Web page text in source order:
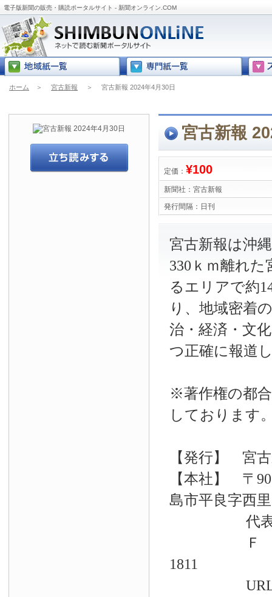
電子版新聞の販売・購読ポータルサイト - 新聞オンライン.COM
ホーム ＞ 宮古新報 ＞ 宮古新報 2024年4月30日
宮古新報
定価： ¥100
新聞社： 宮古新報
発行間隔： 日刊
宮古新報は沖
330ｋｍ離れ
るエリアで約
り、地域密着
治・経済・文
つ正確に報道
※著作権の都
しております
【発行】 宮
【本社】 〒
島市平良字西
代表電話
Ｆ Ａ
1811
URL